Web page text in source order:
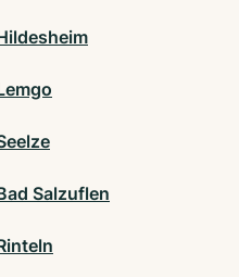
Salzuflen